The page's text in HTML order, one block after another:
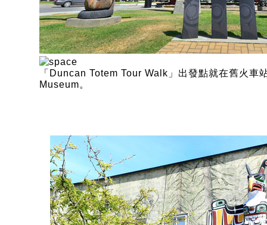
「Duncan Totem Tour Walk」出發點就在舊火
Museum。